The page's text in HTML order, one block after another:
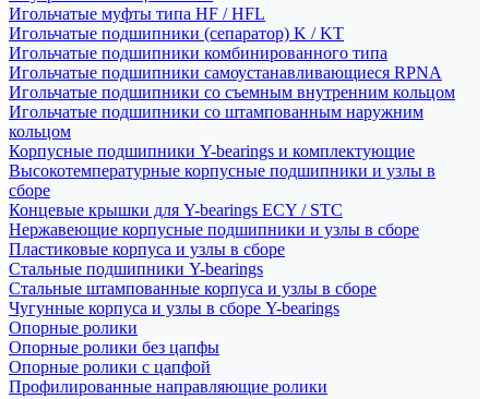
Игольчатые муфты типа HF / HFL
Игольчатые подшипники (сепаратор) K / KT
Игольчатые подшипники комбинированного типа
Игольчатые подшипники самоустанавливающиеся RPNA
Игольчатые подшипники со съемным внутренним кольцом
Игольчатые подшипники со штампованным наружним
кольцом
Корпусные подшипники Y-bearings и комплектующие
Высокотемпературные корпусные подшипники и узлы в
сборе
Концевые крышки для Y-bearings ECY / STC
Нержавеющие корпусные подшипники и узлы в сборе
Пластиковые корпуса и узлы в сборе
Стальные подшипники Y-bearings
Стальные штампованные корпуса и узлы в сборе
Чугунные корпуса и узлы в сборе Y-bearings
Опорные ролики
Опорные ролики без цапфы
Опорные ролики с цапфой
Профилированные направляющие ролики